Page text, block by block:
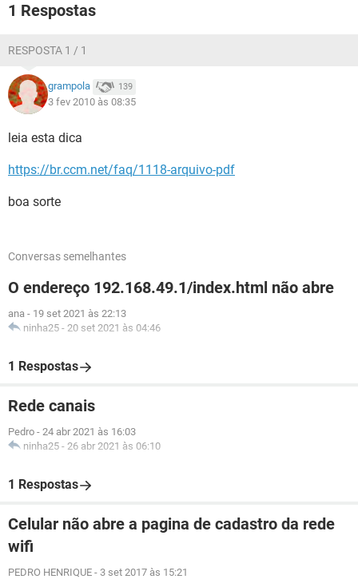
1 Respostas
RESPOSTA 1 / 1
grampola 139
3 fev 2010 às 08:35
leia esta dica
https://br.ccm.net/faq/1118-arquivo-pdf
boa sorte
Conversas semelhantes
O endereço 192.168.49.1/index.html não abre
ana - 19 set 2021 às 22:13
ninha25 - 20 set 2021 às 04:46
1 Respostas
Rede canais
Pedro - 24 abr 2021 às 16:03
ninha25 - 26 abr 2021 às 06:10
1 Respostas
Celular não abre a pagina de cadastro da rede
wifi
PEDRO HENRIQUE - 3 set 2017 às 15:21